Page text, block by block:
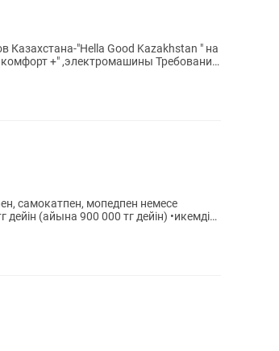
Казахстана-"Hella Good Kazakhstan " на
+" ,электромашины Требования